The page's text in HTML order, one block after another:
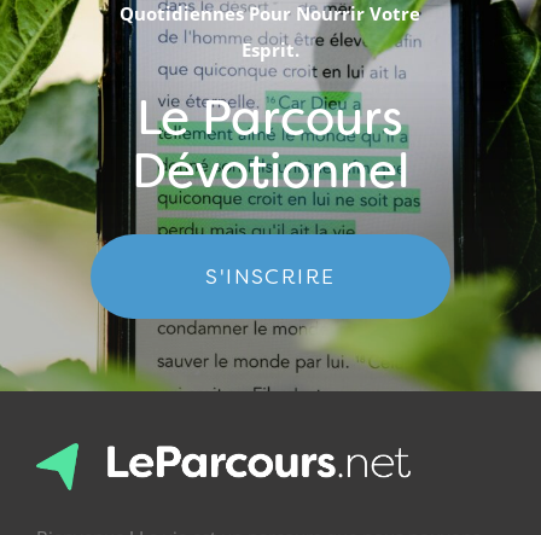
Quotidiennes Pour Nourrir Votre
Esprit.
Le Parcours
Dévotionnel
S'INSCRIRE